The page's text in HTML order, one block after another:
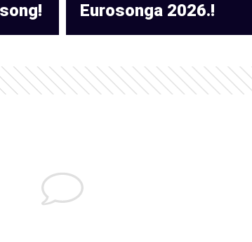
Eurosonga 2026.!